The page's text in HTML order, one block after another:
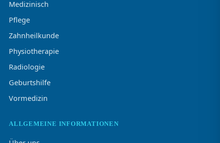
Medizinisch
Pflege
Zahnheilkunde
Physiotherapie
Radiologie
Geburtshilfe
Vormedizin
ALLGEMEINE INFORMATIONEN